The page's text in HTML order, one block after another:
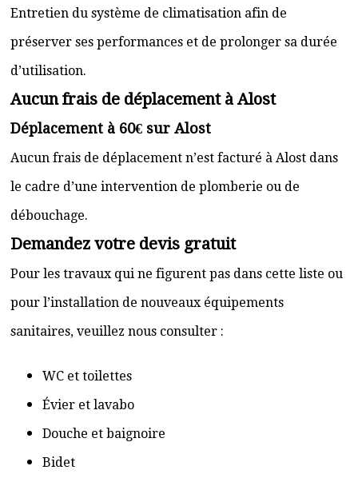
Entretien du système de climatisation afin de
préserver ses performances et de prolonger sa durée
d’utilisation.
Aucun frais de déplacement à Alost
Déplacement à 60€ sur Alost
Aucun frais de déplacement n’est facturé à Alost dans
le cadre d’une intervention de plomberie ou de
débouchage.
Demandez votre devis gratuit
Pour les travaux qui ne figurent pas dans cette liste ou
pour l’installation de nouveaux équipements
sanitaires, veuillez nous consulter :
WC et toilettes
Évier et lavabo
Douche et baignoire
Bidet